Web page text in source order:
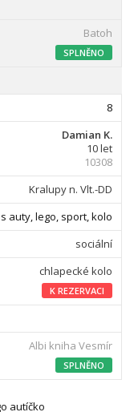
Batoh
SPLNĚNO
8
Damian K.
10 let
10308
Kralupy n. Vlt.-DD
auty, lego, sport, kolo
sociální
chlapecké kolo
K REZERVACI
Albi kniha Vesmír
SPLNĚNO
autíčko